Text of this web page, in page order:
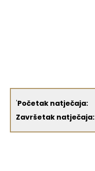
'Početak natječaja:
Završetak natječaja: